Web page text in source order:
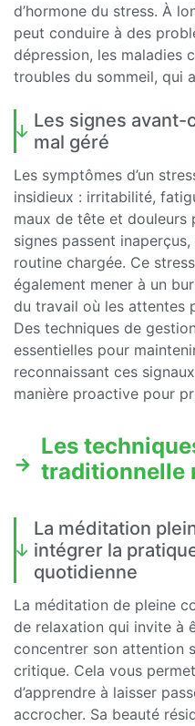
d’hormone du stress. À
peut conduire à des
dépression, les maladies
troubles du sommeil, qui
Les signes avant-
mal géré
Les symptômes d’un
insidieux : irritabilité,
maux de tête et douleurs
signes passent
routine chargée. Ce
également mener à un
du travail où les attentes
Des techniques de
essentielles pour
reconnaissant ces
manière proactive pour
Les
traditionnelle
La méditation
intégrer la
quotidienne
La méditation de pleine
de relaxation qui invite à
concentrer son attention
critique. Cela vous
d’apprendre à laisser
accrocher. Sa beauté